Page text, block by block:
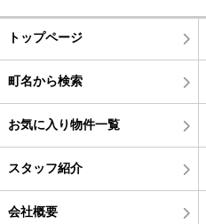
トップページ
町名から検索
お気に入り物件一覧
スタッフ紹介
会社概要